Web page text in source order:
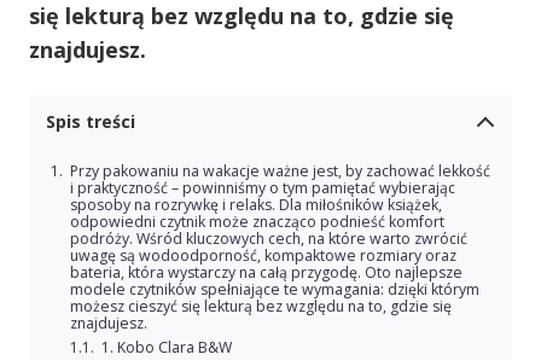
się lekturą bez względu na to, gdzie się
znajdujesz.
Spis treści
Przy pakowaniu na wakacje ważne jest, by zachować lekkość
i praktyczność – powinniśmy o tym pamiętać wybierając
sposoby na rozrywkę i relaks. Dla miłośników książek,
odpowiedni czytnik może znacząco podnieść komfort
podróży. Wśród kluczowych cech, na które warto zwrócić
uwagę są wodoodporność, kompaktowe rozmiary oraz
bateria, która wystarczy na całą przygodę. Oto najlepsze
modele czytników spełniające te wymagania: dzięki którym
możesz cieszyć się lekturą bez względu na to, gdzie się
znajdujesz.
1. Kobo Clara B&W